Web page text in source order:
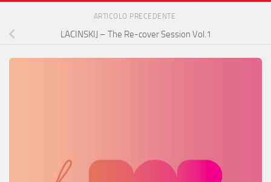
ARTICOLO PRECEDENTE
LACINSKIJ – The Re-cover Session Vol.1